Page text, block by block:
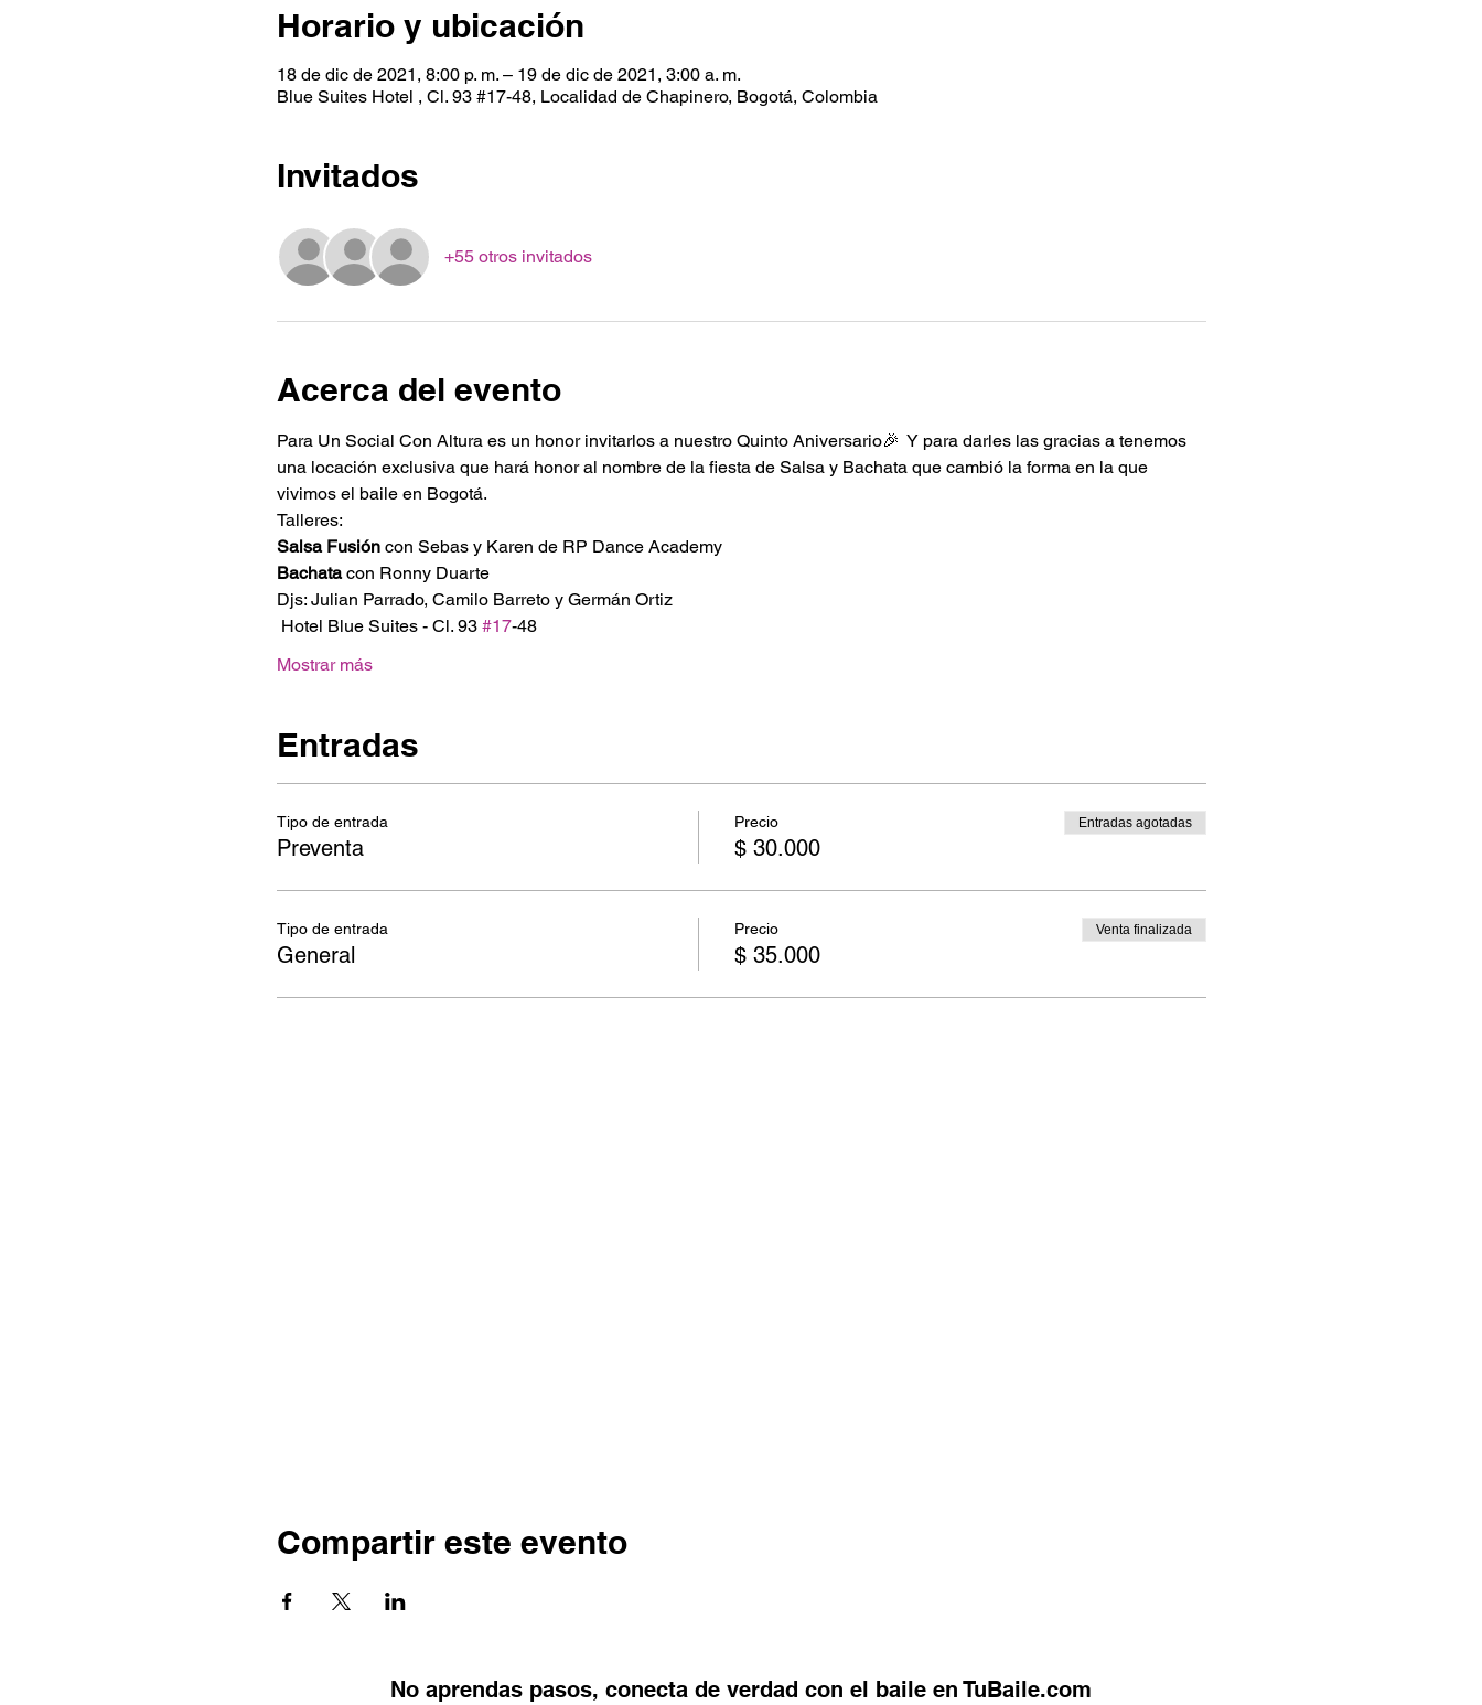
Horario y ubicación
18 de dic de 2021, 8:00 p. m. – 19 de dic de 2021, 3:00 a. m.
Blue Suites Hotel , Cl. 93 #17-48, Localidad de Chapinero, Bogotá, Colombia
Invitados
+55 otros invitados
Acerca del evento
Para Un Social Con Altura es un honor invitarlos a nuestro Quinto Aniversario🎉  Y para darles las gracias a tenemos
una locación exclusiva que hará honor al nombre de la fiesta de Salsa y Bachata que cambió la forma en la que
vivimos el baile en Bogotá.
Talleres:
Salsa Fusión con Sebas y Karen de RP Dance Academy
Bachata con Ronny Duarte
Djs: Julian Parrado, Camilo Barreto y Germán Ortiz
Hotel Blue Suites - Cl. 93 #17-48
Mostrar más
Entradas
Tipo de entrada
Preventa
Precio
$ 30.000
Entradas agotadas
Tipo de entrada
General
Precio
$ 35.000
Venta finalizada
Compartir este evento
No aprendas pasos, conecta de verdad con el baile en TuBaile.com